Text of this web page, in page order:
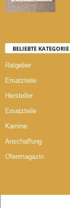
BELIEBTE KATEGORIE
Ratgeber
Ersatzteile
Hersteller
Ersatzteile
Kamine
Anschaffung
Ofenmagazin